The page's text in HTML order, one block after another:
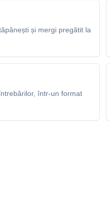
și mergi pregătit la
într-un format